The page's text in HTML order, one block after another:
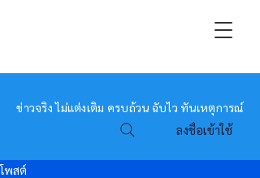
หมอข่าว
ข่าวจริง ไม่แต่งเติม ครบถ้วน ฉับไว ทันเหตุการณ์
ลงชื่อเข้าใช้
โพสต์